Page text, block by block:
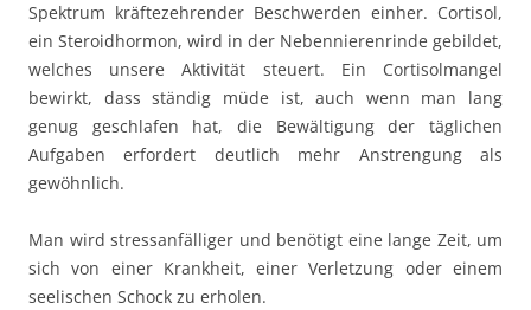
Spektrum kräftezehrender Beschwerden einher. Cortisol,
ein Steroidhormon, wird in der Nebennierenrinde gebildet,
welches unsere Aktivität steuert. Ein Cortisolmangel
bewirkt, dass ständig müde ist, auch wenn man lang
genug geschlafen hat, die Bewältigung der täglichen
Aufgaben erfordert deutlich mehr Anstrengung als
gewöhnlich.
Man wird stressanfälliger und benötigt eine lange Zeit, um
sich von einer Krankheit, einer Verletzung oder einem
seelischen Schock zu erholen.